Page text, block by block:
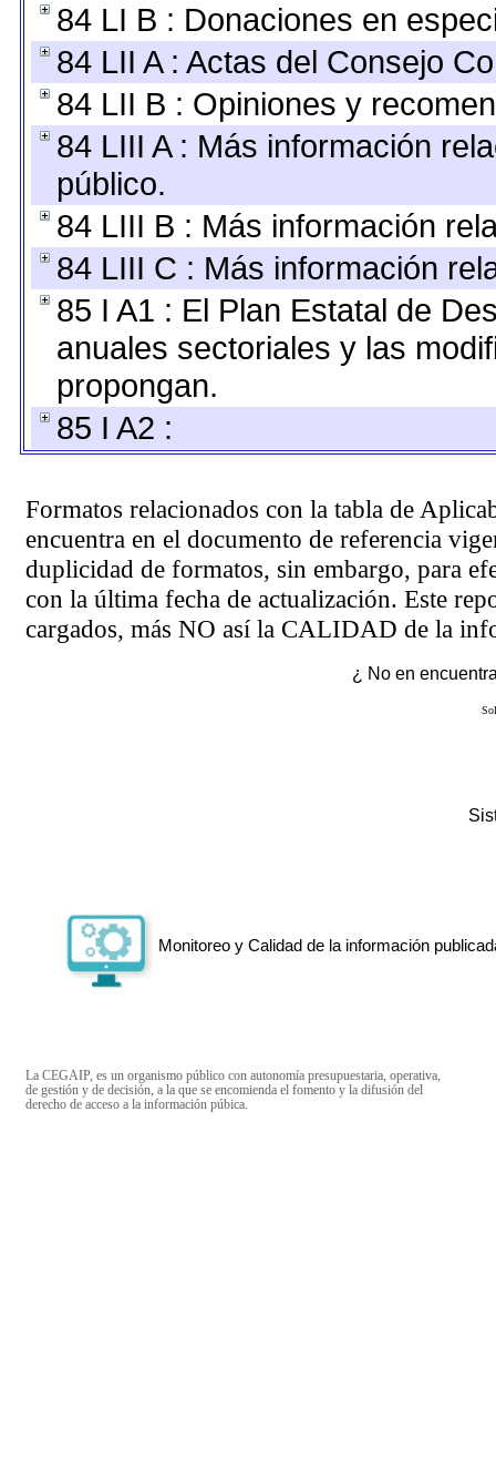
84 LI B : Donaciones en
84 LII A : Actas del Consejo
84 LII B : Opiniones y
84 LIII A : Más información
público.
84 LIII B : Más información
84 LIII C : Más información
85 I A1 : El Plan Estatal de
anuales sectoriales y las
propongan.
85 I A2 :
Formatos relacionados con la tabla de
encuentra en el documento de referencia
duplicidad de formatos, sin embargo, para
con la última fecha de actualización. Este
cargados, más NO así la CALIDAD de la
¿ No en
Monitoreo y Calidad de la información
La CEGAIP, es un organismo público con autonomía presupuestaria, operativa,
de gestión y de decisión, a la que se encomienda el fomento y la difusión del
derecho de acceso a la información púbica.